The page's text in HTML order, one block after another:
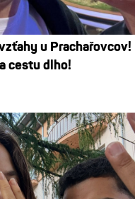
u Prachařovcov!
cestu dlho!